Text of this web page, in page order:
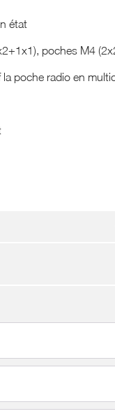
état
poches M4
poche radio en